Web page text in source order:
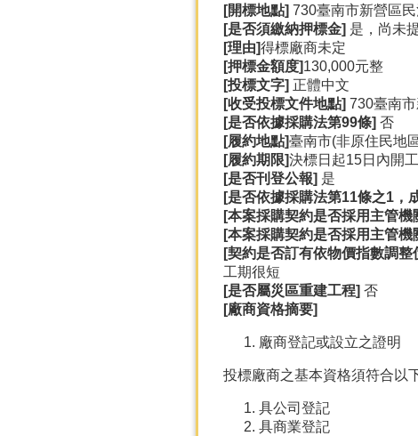
[開標地點] 730臺南市新營區
[是否須繳納押標金] 是，尚未
[理由]得標廠商未定
[押標金額度]130,000元整
[投標文字] 正體中文
[收受投標文件地點] 730臺南
[是否依據採購法第99條] 否
[履約地點]臺南市(非原住民地
[履約期限]決標日起15日內開
[是否刊登公報] 是
[是否依據採購法第11條之1 ，
[本案採購契約是否採用主管機
[本案採購契約是否採用主管機
[契約是否訂有依物價指數調整
工期很短
[是否屬災區重建工程] 否
[廠商資格摘要]
廠商登記或設立之證明
投標廠商之基本資格須符合以
具公司登記
具商業登記